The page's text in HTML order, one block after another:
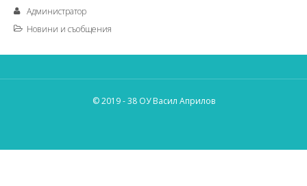
Администратор
Новини и съобщения
© 2019 - 38 ОУ Васил Априлов